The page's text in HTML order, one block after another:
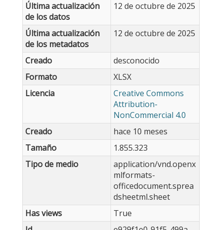
Última actualización
de los datos
12 de octubre de 2025
Última actualización
de los metadatos
12 de octubre de 2025
Creado
desconocido
Formato
XLSX
Licencia
Creative Commons
Attribution-
NonCommercial 4.0
Creado
hace 10 meses
Tamaño
1.855.323
Tipo de medio
application/vnd.openx
mlformats-
officedocument.sprea
dsheetml.sheet
Has views
True